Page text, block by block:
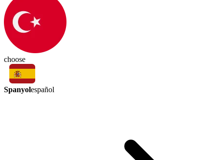
choose
Spanyolespañol